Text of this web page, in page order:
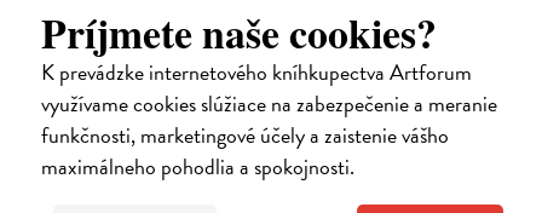
Príjmete naše cookies?
K prevádzke internetového kníhkupectva Artforum
využívame cookies slúžiace na zabezpečenie a meranie
funkčnosti, marketingové účely a zaistenie vášho
maximálneho pohodlia a spokojnosti.
E-KNIHA